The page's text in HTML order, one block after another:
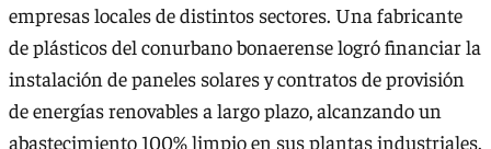
empresas locales de distintos sectores. Una fabricante
de plásticos del conurbano bonaerense logró financiar la
instalación de paneles solares y contratos de provisión
de energías renovables a largo plazo, alcanzando un
abastecimiento 100% limpio en sus plantas industriales.